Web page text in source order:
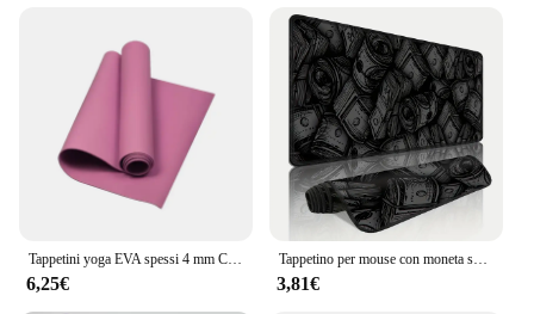
6,25€
Tappetino per mouse con moneta soldi Tappetini per mouse extra-large durevoli antiscivolo Nero Home Office 400x900 Tappetino da gioco Accessori da gioco Tappeto anime
3,81€